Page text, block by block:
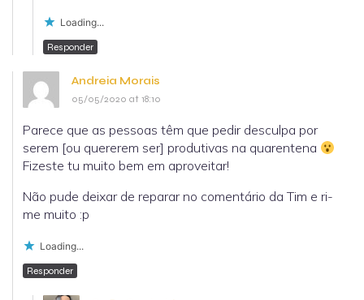
Loading...
Responder
Andreia Morais
05/05/2020 at 18:10
Parece que as pessoas têm que pedir desculpa por
serem [ou quererem ser] produtivas na quarentena
Fizeste tu muito bem em aproveitar!
Não pude deixar de reparar no comentário da Tim e ri-
me muito :p
Loading...
Responder